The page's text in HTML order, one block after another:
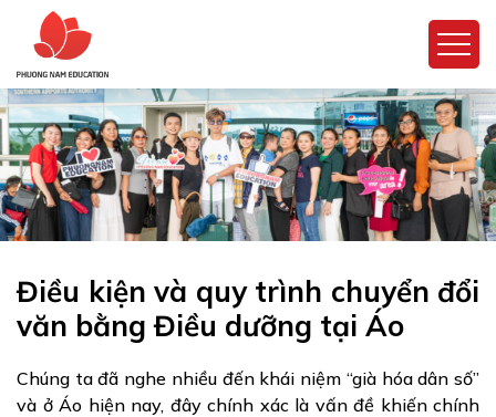
Điều kiện và quy trình chuyển đổi
văn bằng Điều dưỡng tại Áo
Chúng ta đã nghe nhiều đến khái niệm “già hóa dân số”
và ở Áo hiện nay, đây chính xác là vấn đề khiến chính